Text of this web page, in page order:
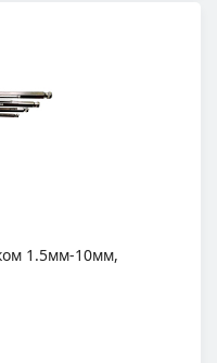
1.5мм-10мм,